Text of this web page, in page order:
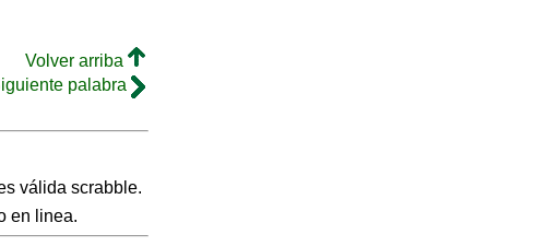
Volver arriba
palabra
válida scrabble.
en linea.